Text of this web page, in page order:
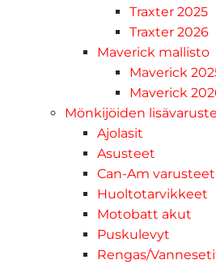
Traxter 2025
Traxter 2026
Maverick mallisto
Maverick
Maverick
Mönkijöiden
Ajolasit
Asusteet
Can-Am varusteet
Huoltotarvikkeet
Motobatt akut
Puskulevyt
Rengas/